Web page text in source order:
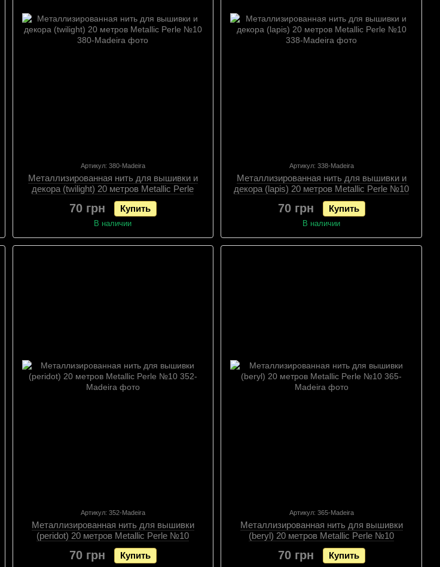
Артикул: 380-Madeira
Металлизированная нить для вышивки и
декора (twilight) 20 метров Metallic Perle
№10
70 грн Купить
В наличии
Артикул: 338-Madeira
Металлизированная нить для вышивки и
декора (lapis) 20 метров Metallic Perle №10
70 грн Купить
В наличии
Артикул: 352-Madeira
Металлизированная нить для вышивки
(peridot) 20 метров Metallic Perle №10
70 грн Купить
Артикул: 365-Madeira
Металлизированная нить для вышивки
(beryl) 20 метров Metallic Perle №10
70 грн Купить